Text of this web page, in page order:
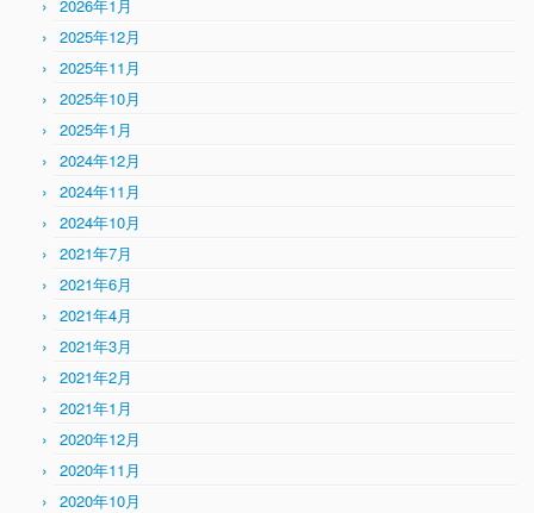
2026年1月
2025年12月
2025年11月
2025年10月
2025年1月
2024年12月
2024年11月
2024年10月
2021年7月
2021年6月
2021年4月
2021年3月
2021年2月
2021年1月
2020年12月
2020年11月
2020年10月